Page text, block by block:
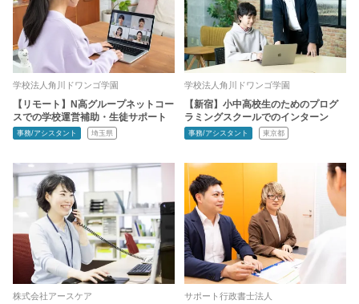
学校法人角川ドワンゴ学園
【リモート】N高グループネットコー
スでの学校運営補助・生徒サポート
事務/アシスタント 埼玉県
学校法人角川ドワンゴ学園
【新宿】小中高校生のためのプログ
ラミングスクールでのインターン
事務/アシスタント 東京都
株式会社アースケア サポート行政書士法人